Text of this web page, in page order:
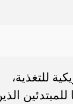
للتغذية،
للمبتدئين